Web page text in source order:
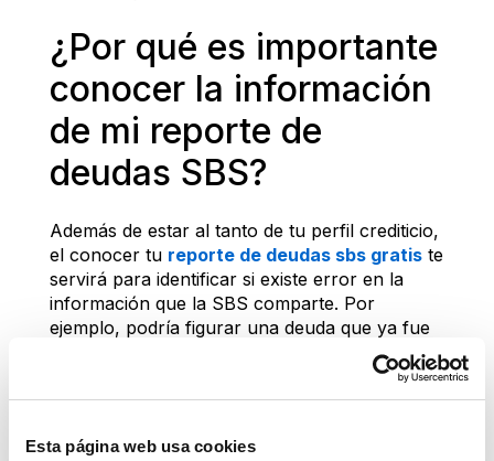
Esta página web usa cookies
¿Por qué es importante
conocer la información
de mi reporte de
deudas SBS?
Además de estar al tanto de tu perfil crediticio,
el conocer tu reporte de deudas sbs gratis te
servirá para identificar si existe error en la
información que la SBS comparte. Por
ejemplo, podría figurar una deuda que ya fue
calificación crediticia de manera negativa.
entidad financiera para presentar tu reclamo,